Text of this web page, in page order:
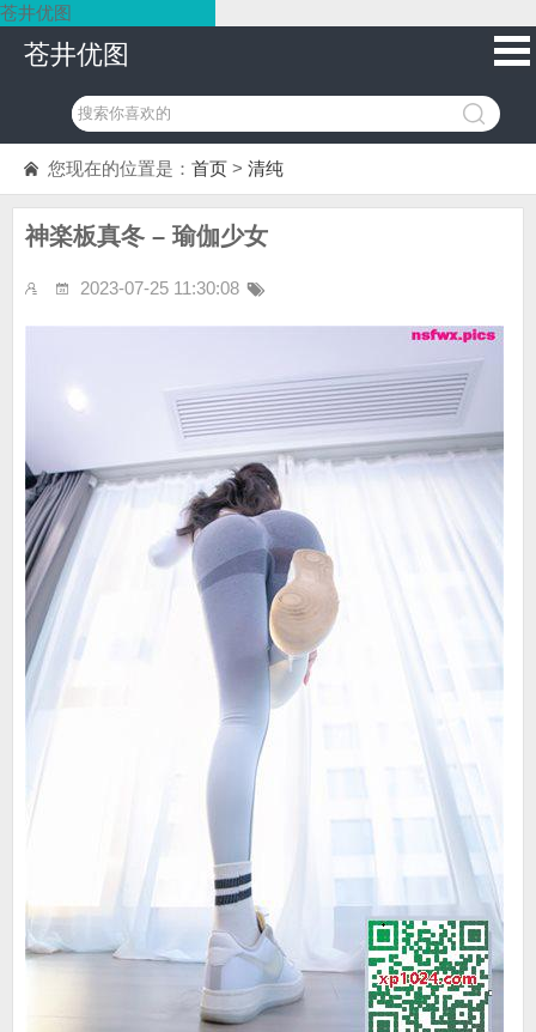
苍井优图
苍井优图
您现在的位置是： 首页 > 清纯
神楽板真冬 – 瑜伽少女
2023-07-25 11:30:08